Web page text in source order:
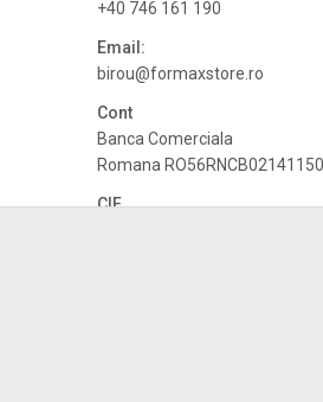
+40 746 161 190
Email:
birou@formaxstore. ro
Cont
Banca Comerciala
Romana
CIF
parte din oferta noastră